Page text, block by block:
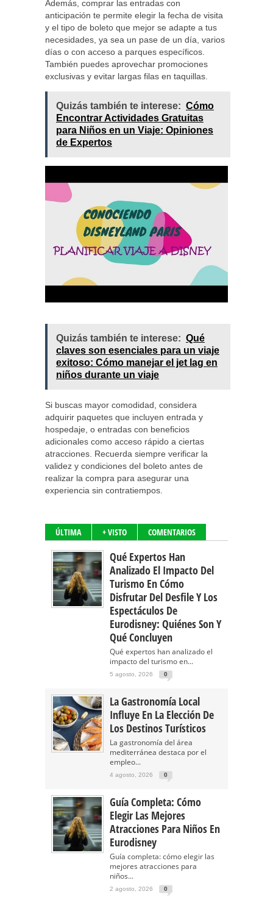
Además, comprar las entradas con
anticipación te permite elegir la fecha de visita
y el tipo de boleto que mejor se adapte a tus
necesidades, ya sea un pase de un día, varios
días o con acceso a parques específicos.
También puedes aprovechar promociones
exclusivas y evitar largas filas en taquillas.
Quizás también te interese: Cómo
Encontrar Actividades Gratuitas
para Niños en un Viaje: Opiniones
de Expertos
Quizás también te interese: Qué
claves son esenciales para un viaje
exitoso: Cómo manejar el jet lag en
niños durante un viaje
Si buscas mayor comodidad, considera
adquirir paquetes que incluyen entrada y
hospedaje, o entradas con beneficios
adicionales como acceso rápido a ciertas
atracciones. Recuerda siempre verificar la
validez y condiciones del boleto antes de
realizar la compra para asegurar una
experiencia sin contratiempos.
ÚLTIMA + VISTO COMENTARIOS
Qué Expertos Han
Analizado El Impacto Del
Turismo En Cómo
Disfrutar Del Desfile Y Los
Espectáculos De
Eurodisney: Quiénes Son Y
Qué Concluyen
Qué expertos han analizado el
impacto del turismo en...
5 agosto, 2026 0
La Gastronomía Local
Influye En La Elección De
Los Destinos Turísticos
La gastronomía del área
mediterránea destaca por el
empleo...
4 agosto, 2026 0
Guía Completa: Cómo
Elegir Las Mejores
Atracciones Para Niños En
Eurodisney
Guía completa: cómo elegir las
mejores atracciones para
niños...
2 agosto, 2026 0